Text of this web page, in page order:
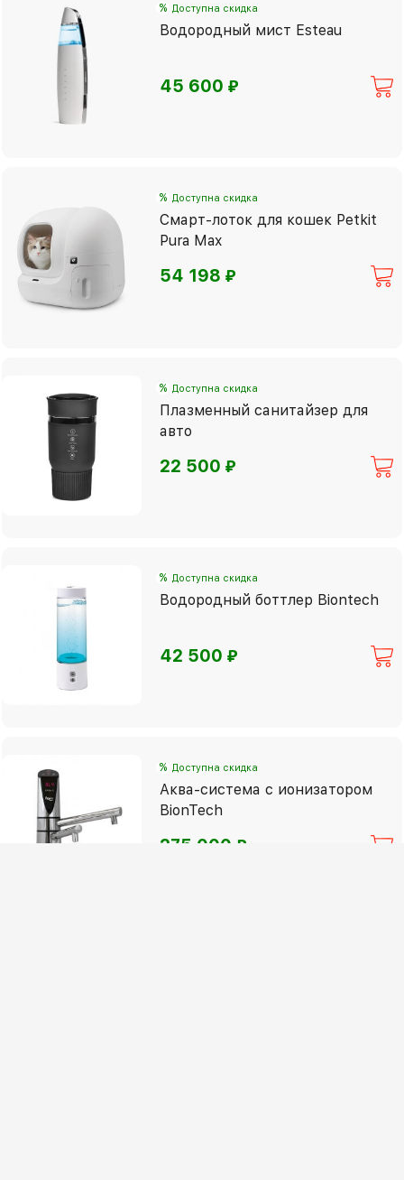
% Доступна скидка
Водородный мист Esteau
45 600⃏
% Доступна скидка
Смарт-лоток для кошек Petkit
Pura Max
54 198⃏
% Доступна скидка
Плазменный санитайзер для
авто
22 500⃏
% Доступна скидка
Водородный боттлер Biontech
42 500⃏
% Доступна скидка
Аква-система с ионизатором
BionTech
275 000 ⃏